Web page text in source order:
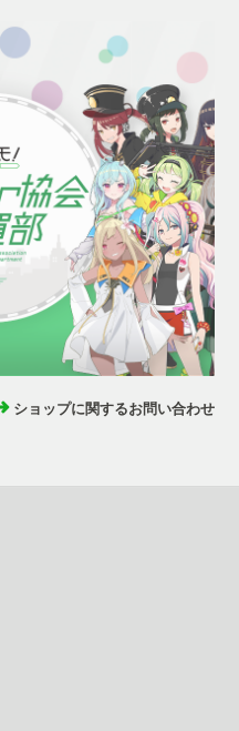
ショップに関するお問い合わせ